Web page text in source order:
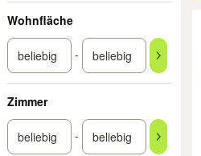
Wohnfläche
-
Zimmer
-